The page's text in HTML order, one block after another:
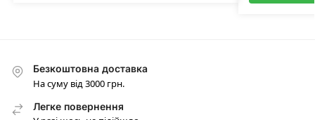
Безкоштовна доставка
На суму від 3000 грн.
Легке повернення